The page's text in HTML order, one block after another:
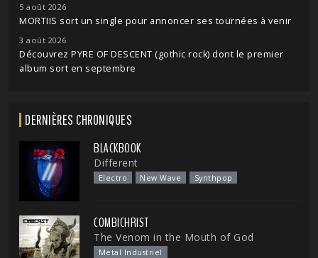
5 août 2026
MORTIIS sort un single pour annoncer ses tournées à venir
3 août 2026
Découvrez PYRE OF DESCENT (gothic rock) dont le premier
album sort en septembre
DERNIÈRES CHRONIQUES
BLACKBOOK
Different
Electro New Wave Synthpop
COMBICHRIST
The Venom in the Mouth of God
Metal Industriel